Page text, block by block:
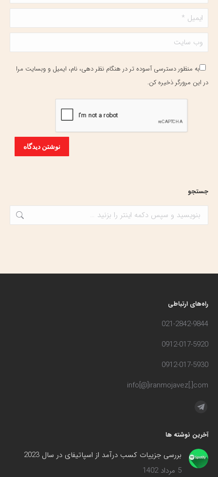
ایمیل *
وب سایت
به منظور دسترسی آسوده تر در هنگام نظر دهی، نام، ایمیل و وبسایت مرا
در این مرورگر ذخیره کن.
نوشتن دیدگاه
جستجو
جستجو:
راه‌های ارتباطی
021-2842-9844
0912-017-5920
0912-017-5930
info[@]iranmojavez[.]com
مارا در اینجا پیدا کنید:
تلگرام
در
پنجره
جدید
آخرین نوشته ها
بررسی جزییات کسب درآمد از اسپاتیفای در سال 2023
5 مرداد 1402